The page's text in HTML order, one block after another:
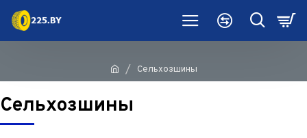
Сельхозшины
Сельхозшины